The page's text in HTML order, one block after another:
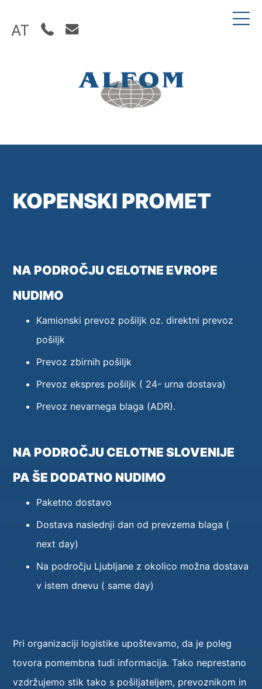
AT
KOPENSKI PROMET
NA PODROČJU CELOTNE EVROPE
NUDIMO
Kamionski prevoz pošiljk oz. direktni prevoz
pošiljk
Prevoz zbirnih pošiljk
Prevoz ekspres pošiljk ( 24- urna dostava)
Prevoz nevarnega blaga (ADR).
NA PODROČJU CELOTNE SLOVENIJE
PA ŠE DODATNO NUDIMO
Paketno dostavo
Dostava naslednji dan od prevzema blaga (
next day)
Na področju Ljubljane z okolico možna dostava
v istem dnevu ( same day)
Pri organizaciji logistike upoštevamo, da je poleg
tovora pomembna tudi informacija. Tako neprestano
vzdržujemo stik tako s pošiljateljem, prevoznikom in